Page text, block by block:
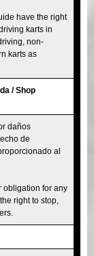
have the right
karts in
non-
karts as
/ Shop
daños
de
al
obligation for any
right to stop,